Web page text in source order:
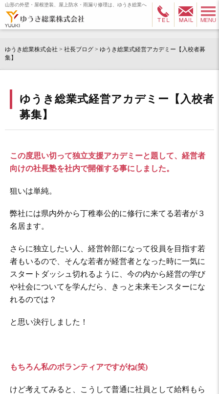
山形の外壁・屋根塗装、屋上防水・雨漏り修理は、ゆうき総業へ
ゆうき総業株式会社 > 社長ブログ > ゆうき総業式経営アカデミー【入校者募
集】
ゆうき総業式経営アカデミー【入校者
募集】
この度思い切って独立支援アカデミーと題して、経営者
向けの社長塾を社内で開催する事にしました。
狙いは単純。
弊社には県内外から丁稚奉公的に修行に来てる若者が３
名居ます。
さらに独立したい人、経営幹部になって役員を目指す若
者もいるので、そんな若者が経営者となった時に一気に
スタートダッシュ切れるように、今の内から経営の学び
や社会についてを学んだら、きっと未来モンスターにな
れるのでは？
と思い決行しました！
もちろん私のボランティアですがね(笑)
けど考えてみると、こうして普通に社員として給料もら